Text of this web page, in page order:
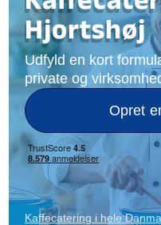
Hjortshøj
Udfyld en kort
private og
Opret
Kaffecatering i hele